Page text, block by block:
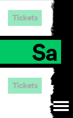
Tickets
Sa
Tickets